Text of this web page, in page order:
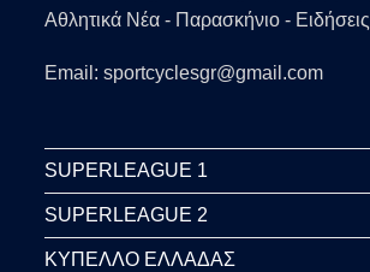
Αθλητικά Νέα - Παρασκήνιο - Ειδήσεις
Email: sportcyclesgr@gmail.com
SUPERLEAGUE 1
SUPERLEAGUE 2
ΚΥΠΕΛΛΟ ΕΛΛΑΔΑΣ